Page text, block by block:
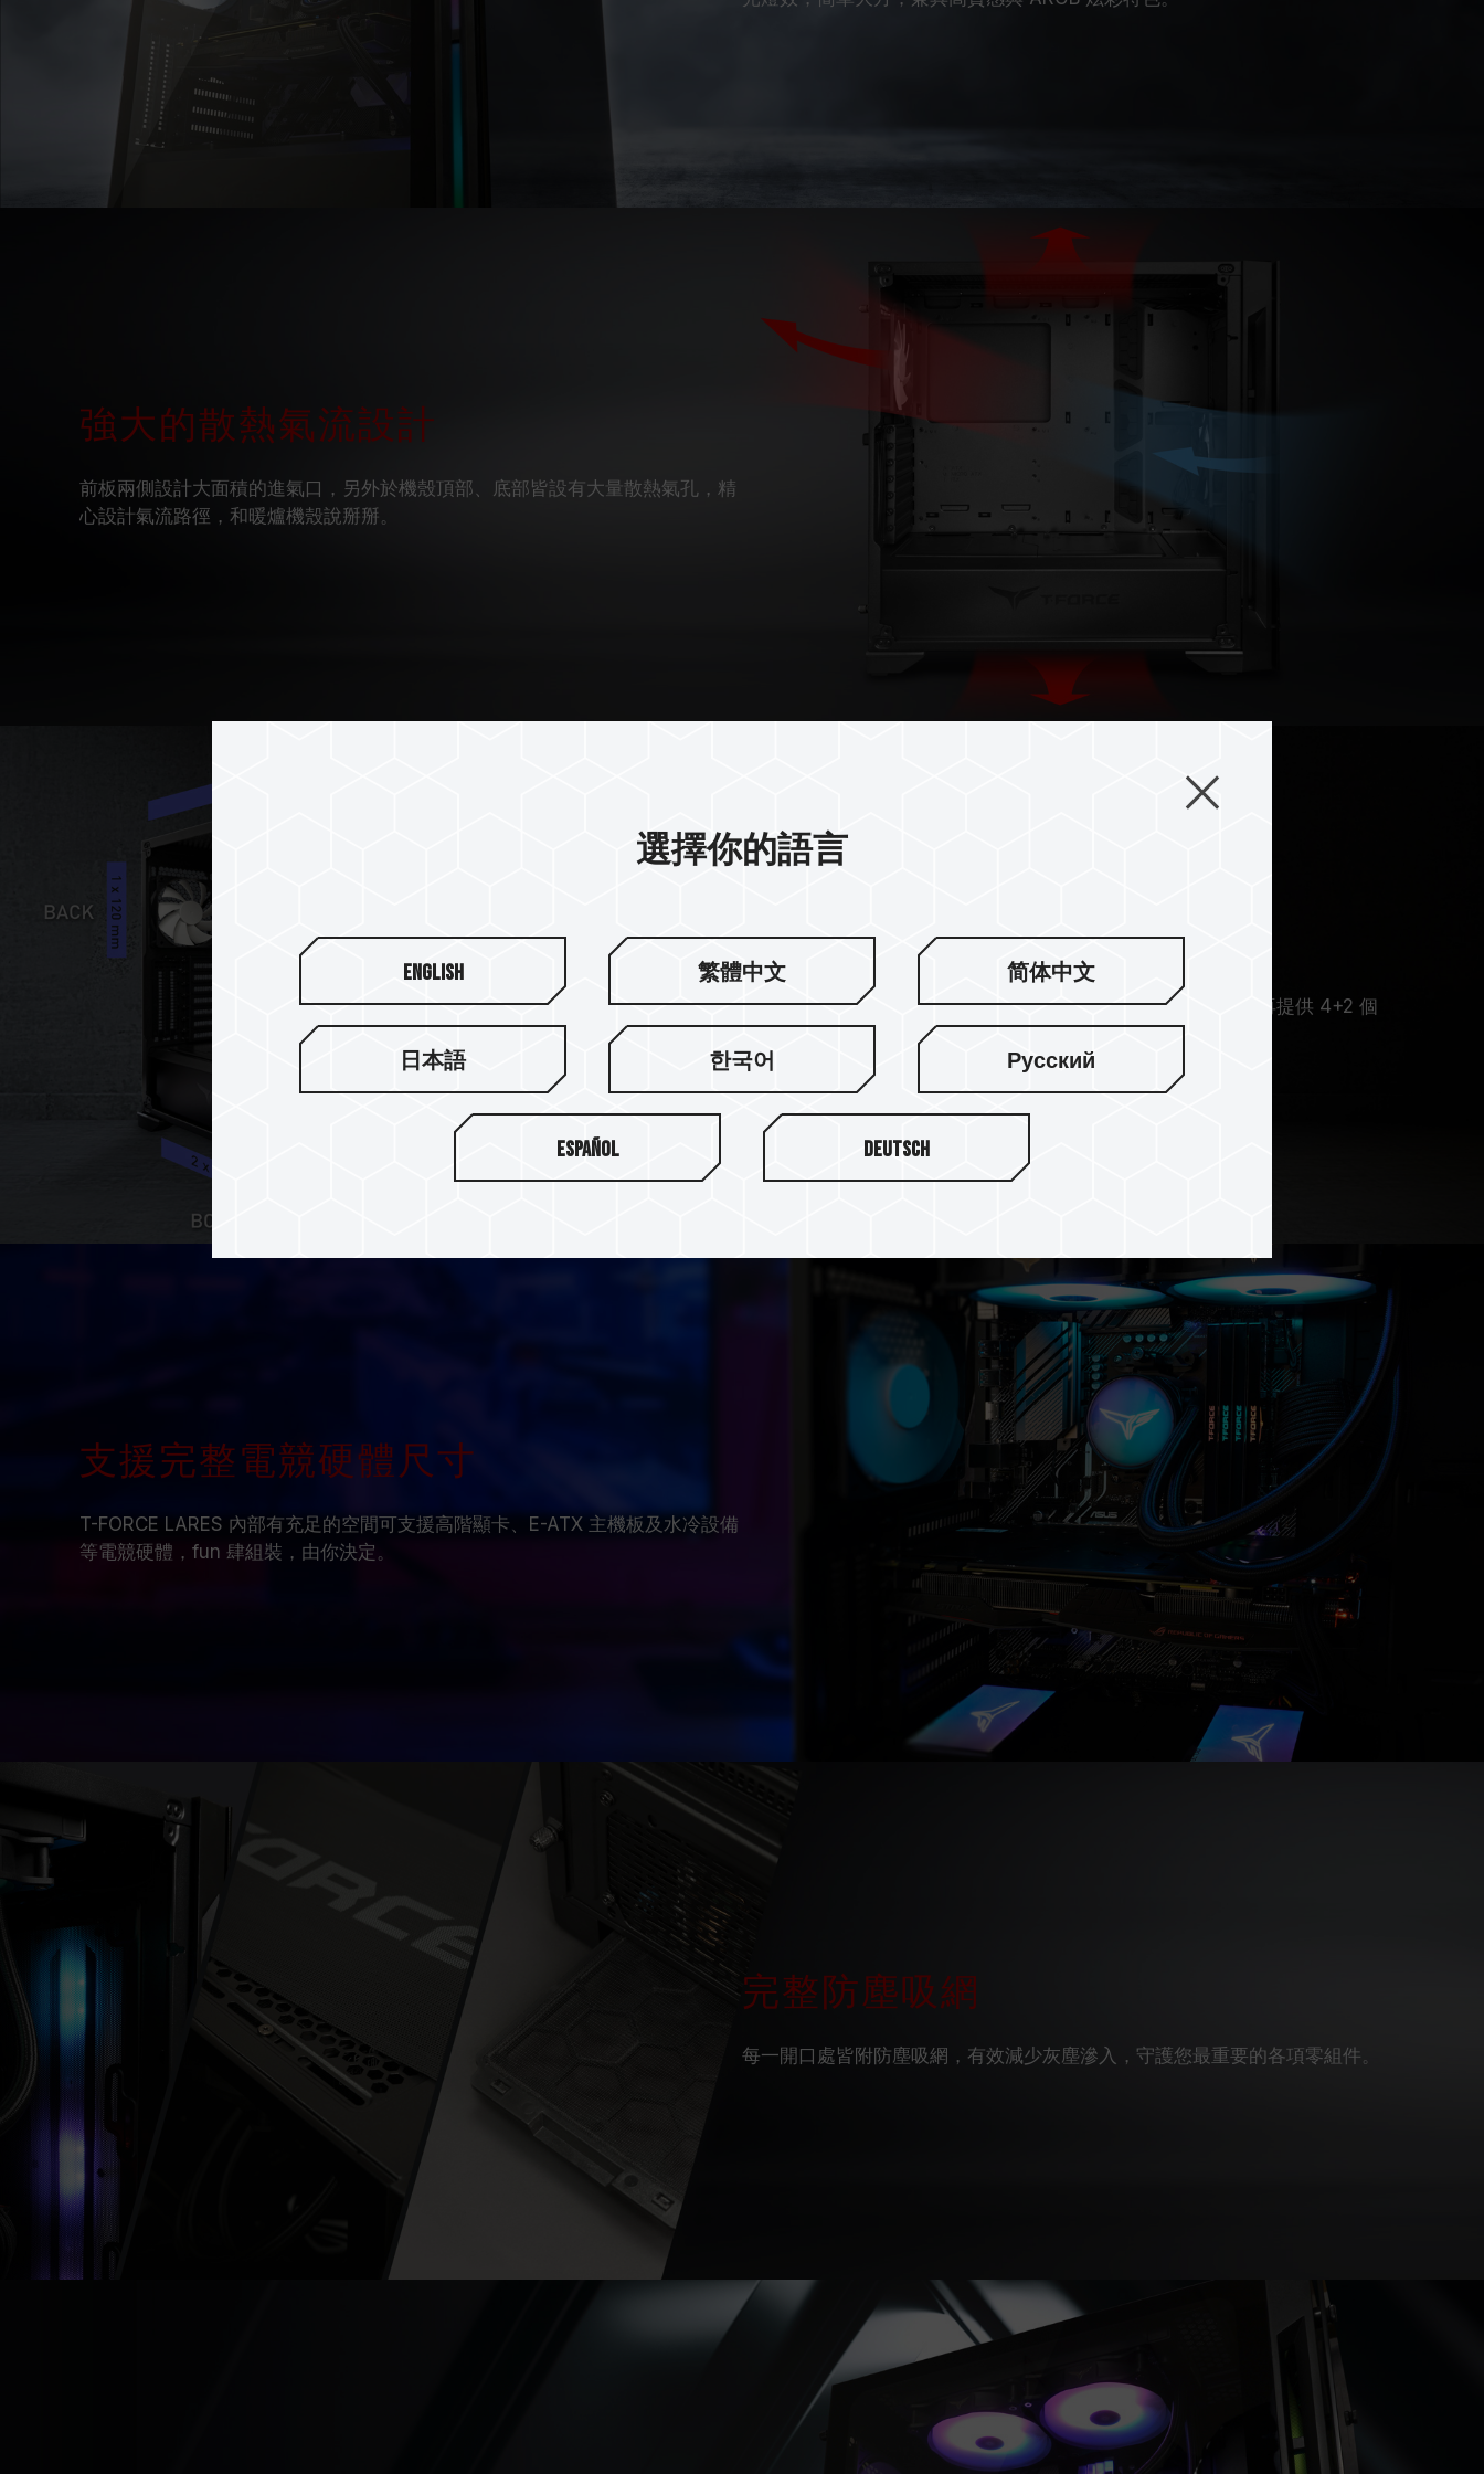
強大的散熱氣流設計
前板兩側設計大面積的進氣口，另外於機殼頂部、底部皆設有大量散熱氣孔，精
心設計氣流路徑，和暖爐機殼說掰掰。
充足的風扇安裝空間
前方支援 3 組 120mm 或 2 組 140mm 風扇安裝，內艙可額外再提供 4+2 個
120mm 風扇擴充(上方 3 組、後方 1 組、下方 2 組)。
支援完整電競硬體尺寸
T-FORCE LARES 內部有充足的空間可支援高階顯卡、E-ATX 主機板及水冷設備
等電競硬體，fun 肆組裝，由你決定。
完整防塵吸網
每一開口處皆附防塵吸網，有效減少灰塵滲入，守護您最重要的各項零組件。
選擇你的語言
English 繁體中文 简体中文
日本語 한국어 Русский
Español Deutsch